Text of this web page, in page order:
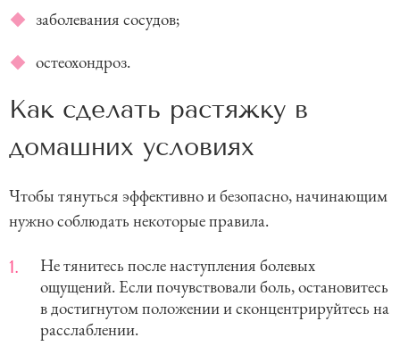
заболевания сосудов;
остеохондроз.
Как сделать растяжку в
домашних условиях
Чтобы тянуться эффективно и безопасно, начинающим
нужно соблюдать некоторые правила.
Не тянитесь после наступления болевых
ощущений. Если почувствовали боль, остановитесь
в достигнутом положении и сконцентрируйтесь на
расслаблении.